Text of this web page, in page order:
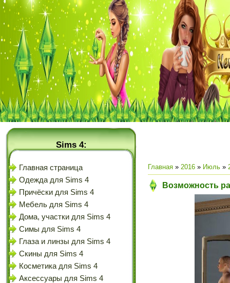
Sims 4:
Главная страница
Одежда для Sims 4
Причёски для Sims 4
Мебель для Sims 4
Дома, участки для Sims 4
Симы для Sims 4
Глаза и линзы для Sims 4
Скины для Sims 4
Косметика для Sims 4
Аксессуары для Sims 4
Главная » 2016 » Июль »
Возможность